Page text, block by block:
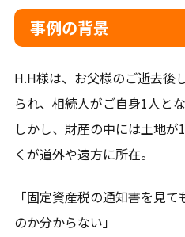
事例の背景
H.H様は、お父様のご逝去後
られ、相続人がご自身1人とな
しかし、財産の中には土地
くが道外や遠方に所在。
「固定資産税の通知書を見
のか分からない」
メールか
24時間
友だち登録後お